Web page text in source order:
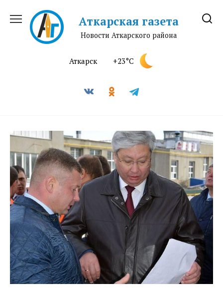
содержанию
Аткарская газета
Новости Аткарского района
Аткарск +23°C